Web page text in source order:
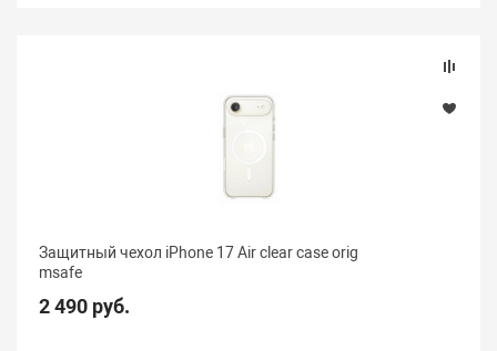
Защитный чехол iPhone 17 Air clear case orig
msafe
2 490 руб.